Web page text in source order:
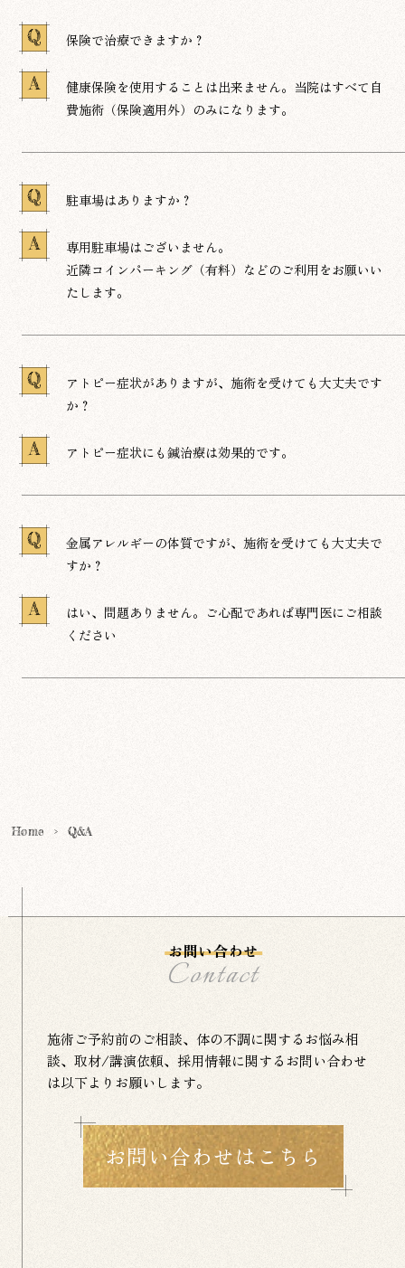
Q 保険で治療できますか？
A
健康保険を使用することは出来ません。当院はすべて自
費施術（保険適用外）のみになります。
Q 駐車場はありますか？
A
専用駐車場はございません。
近隣コインパーキング（有料）などのご利用をお願いい
たします。
Q
アトピー症状がありますが、施術を受けても大丈夫です
か？
A アトピー症状にも鍼治療は効果的です。
Q
金属アレルギーの体質ですが、施術を受けても大丈夫で
すか？
A
はい、問題ありません。ご心配であれば専門医にご相談
ください
Home > Q&A
Contact
お問い合わせ
施術ご予約前のご相談、体の不調に関するお悩み相
談、 取材/講演依頼、採用情報に関するお問い合わせ
は以下よりお願いします。
お問い合わせはこちら